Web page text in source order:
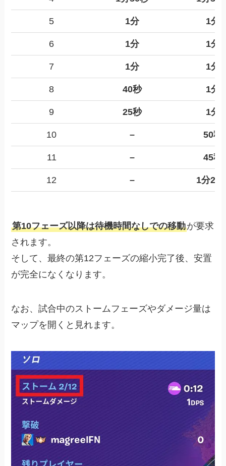
5 1分 1分
6 1分 1分
7 1分 1分
8 40秒 1分
9 25秒 1分
10 – 50秒
11 – 45秒
12 – 1分20
第10フェーズ以降は待機時間なしでの移動が要求
されます。
そして、最終の第12フェーズの縮小完了後、安置
が完全になくなります。
なお、試合中のストームフェーズやダメージ量は
マップを開くと見れます。